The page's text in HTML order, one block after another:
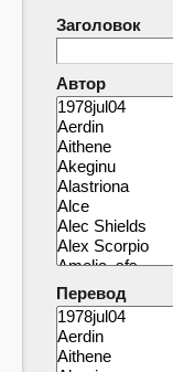
Заголовок
Автор
Перевод